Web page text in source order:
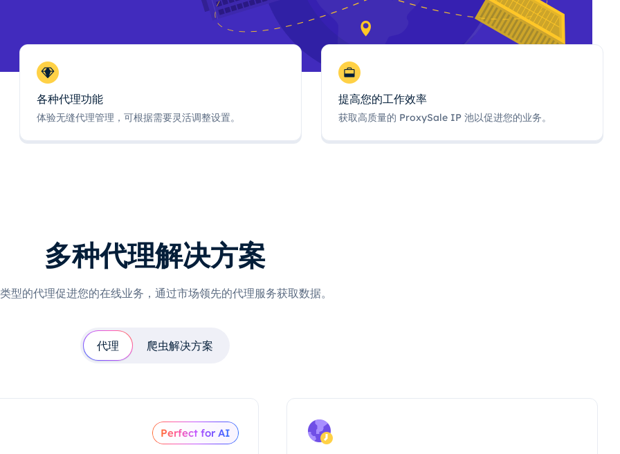
各种代理功能
体验无缝代理管理，可根据需要灵活调整设置。
提高您的工作效率
获取高质量的 ProxySale IP 池以促进您的业务。
多种代理解决方案
型的代理促进您的在线业务，通过市场领先的代理服务获取数据。
代理 爬虫解决方案
Perfect for AI